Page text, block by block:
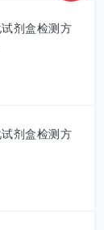
剂盒检测方
剂盒检测方